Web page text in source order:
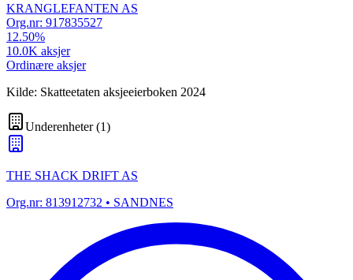
KRANGLEFANTEN AS
Org.nr: 917835527
12.50%
10.0K aksjer
Ordinære aksjer
Kilde: Skatteetaten aksjeeierboken 2024
Underenheter(1)
THE SHACK DRIFT AS
Org.nr: 813912732 • SANDNES